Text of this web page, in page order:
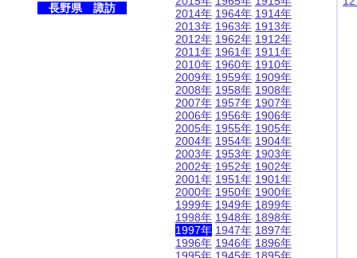
長野県 諏訪
2014年
2013年
2012年
2011年
2010年
2009年
2008年
2007年
2006年
2005年
2004年
2003年
2002年
2001年
2000年
1999年
1998年
1997年
1996年
1964年
1963年
1962年
1961年
1960年
1959年
1958年
1957年
1956年
1955年
1954年
1953年
1952年
1951年
1950年
1949年
1948年
1947年
1946年
1914年
1913年
1912年
1911年
1910年
1909年
1908年
1907年
1906年
1905年
1904年
1903年
1902年
1901年
1900年
1899年
1898年
1897年
1896年